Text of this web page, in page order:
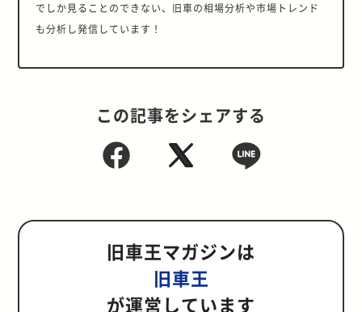
でしか見ることのできない、旧車の相場分析や市場トレンド
も分析し発信しています！
この記事をシェアする
旧車王マガジンは
旧車王
が運営しています